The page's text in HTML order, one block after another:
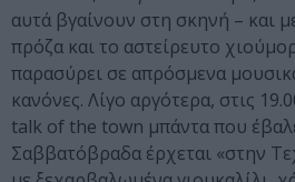
αυτά βγαίνουν στη σκηνή – και
πρόζα και το αστείρευτο
παρασύρει σε απρόσμενα
κανόνες. Λίγο αργότερα, στις
talk of the town μπάντα που
Σαββατόβραδα έρχεται «στην